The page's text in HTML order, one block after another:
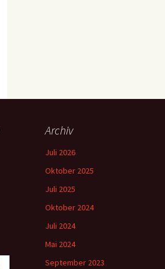
Archiv
Juli 2026
Oktober 2025
Juli 2025
Oktober 2024
Juli 2024
Mai 2024
September 2023